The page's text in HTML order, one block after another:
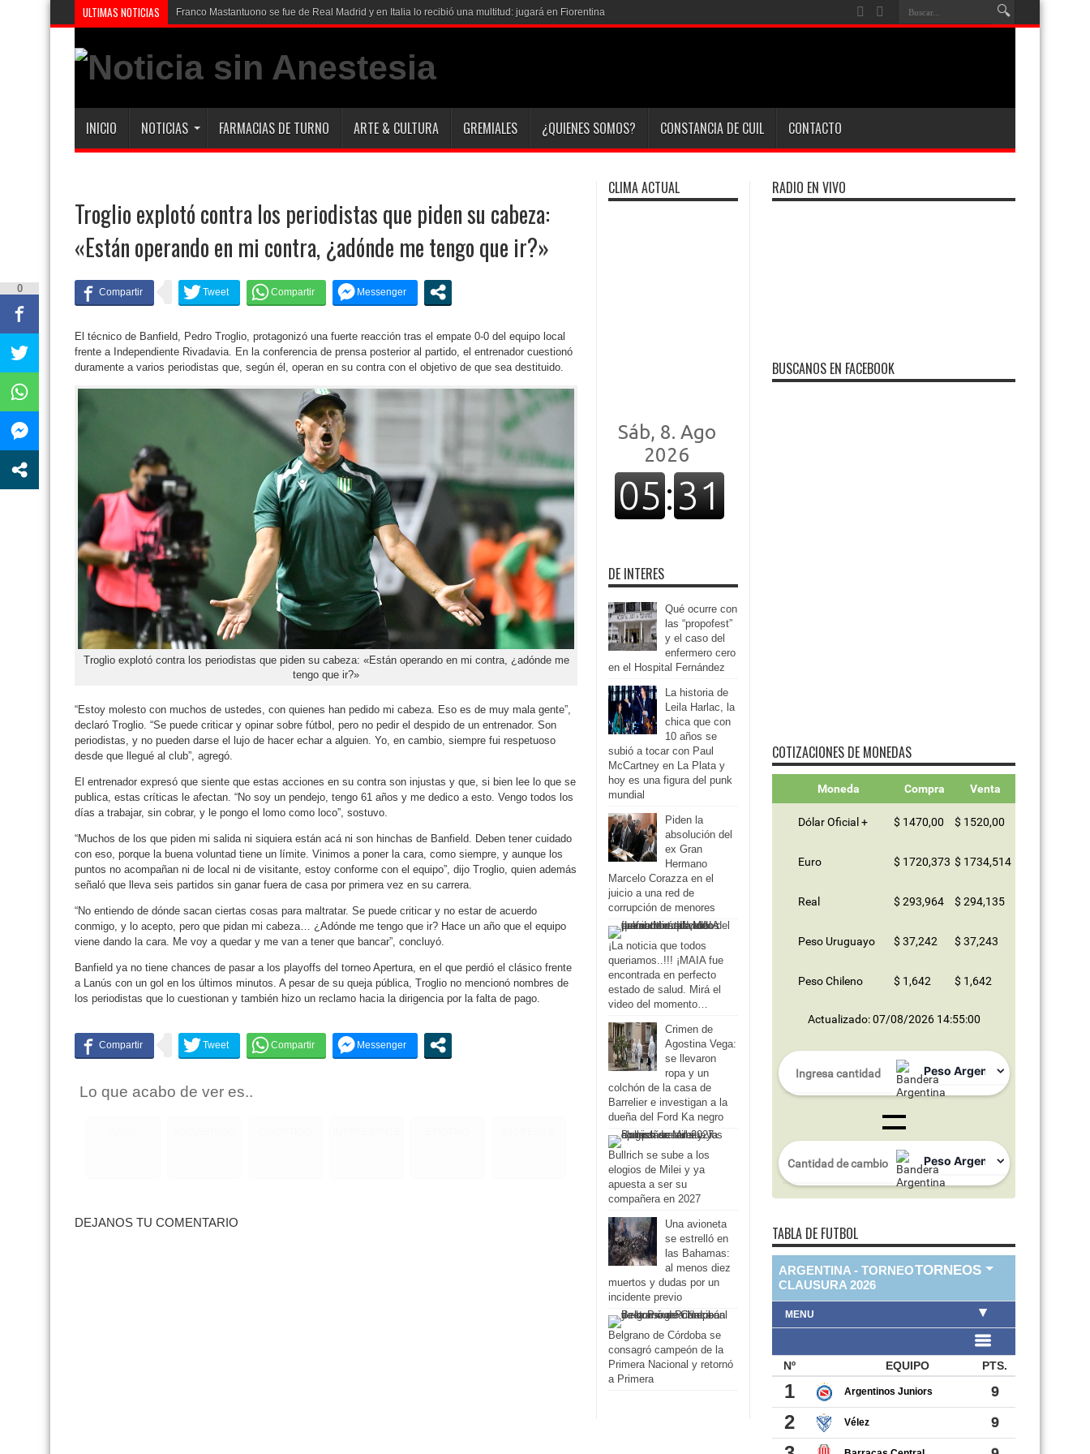
ULTIMAS NOTICIAS Dolor en Chubut
INICIO NOTICIAS FARMACIAS DE TURNO ARTE & CULTURA GREMIALES ¿QUIENES SOMOS? CONSTANCIA DE CUIL CONTACTO
Troglio explotó contra los periodistas que piden su cabeza:
«Están operando en mi contra, ¿adónde me tengo que ir?»
El técnico de Banfield, Pedro Troglio, protagonizó una fuerte reacción tras el empate 0-0 del equipo local
frente a Independiente Rivadavia. En la conferencia de prensa posterior al partido, el entrenador cuestionó
duramente a varios periodistas que, según él, operan en su contra con el objetivo de que sea destituido.
Troglio explotó contra los periodistas que piden su cabeza: «Están operando en mi contra, ¿adónde me
tengo que ir?»
“Estoy molesto con muchos de ustedes, con quienes han pedido mi cabeza. Eso es de muy mala gente”,
declaró Troglio. “Se puede criticar y opinar sobre fútbol, pero no pedir el despido de un entrenador. Son
periodistas, y no pueden darse el lujo de hacer echar a alguien. Yo, en cambio, siempre fui respetuoso
desde que llegué al club”, agregó.
El entrenador expresó que siente que estas acciones en su contra son injustas y que, si bien lee lo que se
publica, estas críticas le afectan. “No soy un pendejo, tengo 61 años y me dedico a esto. Vengo todos los
días a trabajar, sin cobrar, y le pongo el lomo como loco”, sostuvo.
“Muchos de los que piden mi salida ni siquiera están acá ni son hinchas de Banfield. Deben tener cuidado
con eso, porque la buena voluntad tiene un límite. Vinimos a poner la cara, como siempre, y aunque los
puntos no acompañan ni de local ni de visitante, estoy conforme con el equipo”, dijo Troglio, quien además
señaló que lleva seis partidos sin ganar fuera de casa por primera vez en su carrera.
“No entiendo de dónde sacan ciertas cosas para maltratar. Se puede criticar y no estar de acuerdo
conmigo, y lo acepto, pero que pidan mi cabeza… ¿Adónde me tengo que ir? Hace un año que el equipo
viene dando la cara. Me voy a quedar y me van a tener que bancar”, concluyó.
Banfield ya no tiene chances de pasar a los playoffs del torneo Apertura, en el que perdió el clásico frente
a Lanús con un gol en los últimos minutos. A pesar de su queja pública, Troglio no mencionó nombres de
los periodistas que lo cuestionan y también hizo un reclamo hacia la dirigencia por la falta de pago.
Lo que acabo de ver es..
DEJANOS TU COMENTARIO
CLIMA ACTUAL
DE INTERES
Qué ocurre con
las “propofest”
y el caso del
enfermero cero
en el Hospital Fernández
La historia de
Leila Harlac, la
chica que con
10 años se
subió a tocar con Paul
McCartney en La Plata y
hoy es una figura del punk
mundial
Piden la
absolución del
ex Gran
Hermano
Marcelo Corazza en el
juicio a una red de
corrupción de menores
¡La noticia que todos
queriamos..!!! ¡MAIA fue
encontrada en perfecto
estado de salud. Mirá el
video del momento…
Crimen de
Agostina Vega:
se llevaron
ropa y un
colchón de la casa de
Barrelier e investigan a la
dueña del Ford Ka negro
Bullrich se sube a los
elogios de Milei y ya
apuesta a ser su
compañera en 2027
Una avioneta
se estrelló en
las Bahamas:
al menos diez
muertos y dudas por un
incidente previo
Belgrano de Córdoba se
consagró campeón de la
Primera Nacional y retornó
a Primera
RADIO EN VIVO
BUSCANOS EN FACEBOOK
COTIZACIONES DE MONEDAS
Moneda Compra Venta
Dólar Oficial + $ 1470,00 $ 1520,00
Euro $ 1720,373 $ 1734,514
Real $ 293,964 $ 294,135
Peso Uruguayo $ 37,242 $ 37,243
Peso Chileno $ 1,642 $ 1,642
Actualizado: 07/08/2026 14:55:00
TABLA DE FUTBOL
0